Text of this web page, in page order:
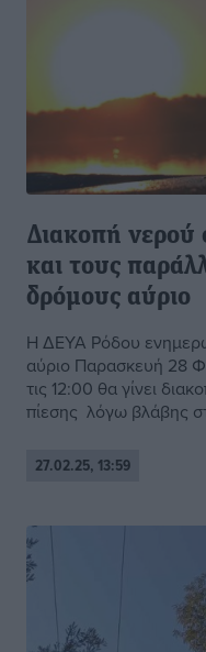
Διακοπή νερού
και τους
δρόμους αύριο
Η ΔΕΥΑ Ρόδου
αύριο Παρασκευή 28
τις 12:00 θα γίνει
πίεσης λόγω βλάβης
27.02.25, 13:59